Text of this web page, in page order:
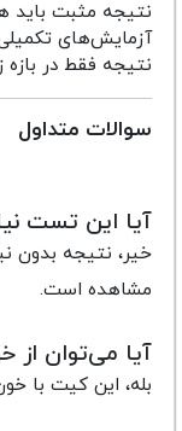
آزمایش‌های
نتیجه فقط در بازه
سوالات متداول
آیا این تست
خیر، نتیجه بدون
مشاهده است.
آیا می‌توان از
بله، این کیت با